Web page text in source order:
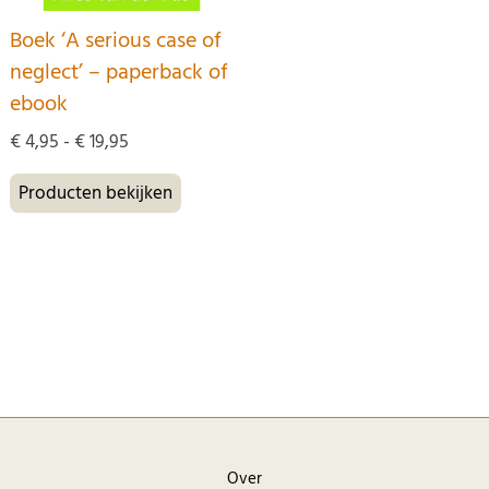
Boek ‘A serious case of
neglect’ – paperback of
ebook
€4,95 - €19,95Prijsklasse:
tot
€ 19,95
Producten bekijken
Over